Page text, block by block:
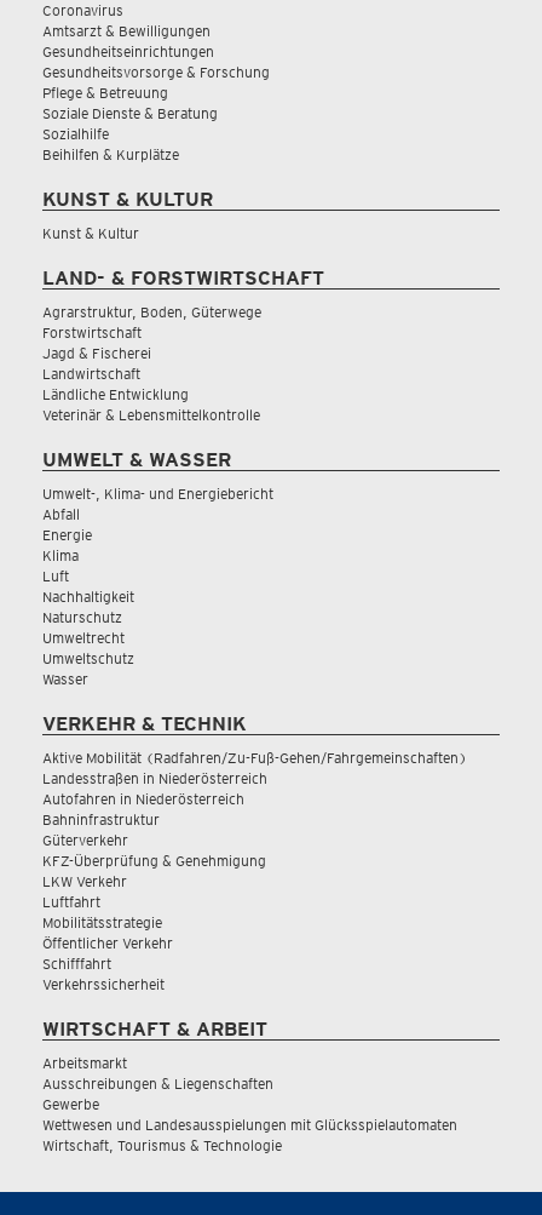
Coronavirus
Amtsarzt & Bewilligungen
Gesundheitseinrichtungen
Gesundheitsvorsorge & Forschung
Pflege & Betreuung
Soziale Dienste & Beratung
Sozialhilfe
Beihilfen & Kurplätze
KUNST & KULTUR
Kunst & Kultur
LAND- & FORSTWIRTSCHAFT
Agrarstruktur, Boden, Güterwege
Forstwirtschaft
Jagd & Fischerei
Landwirtschaft
Ländliche Entwicklung
Veterinär & Lebensmittelkontrolle
UMWELT & WASSER
Umwelt-, Klima- und Energiebericht
Abfall
Energie
Klima
Luft
Nachhaltigkeit
Naturschutz
Umweltrecht
Umweltschutz
Wasser
VERKEHR & TECHNIK
Aktive Mobilität (Radfahren/Zu-Fuß-Gehen/Fahrgemeinschaften)
Landesstraßen in Niederösterreich
Autofahren in Niederösterreich
Bahninfrastruktur
Güterverkehr
KFZ-Überprüfung & Genehmigung
LKW Verkehr
Luftfahrt
Mobilitätsstrategie
Öffentlicher Verkehr
Schifffahrt
Verkehrssicherheit
WIRTSCHAFT & ARBEIT
Arbeitsmarkt
Ausschreibungen & Liegenschaften
Gewerbe
Wettwesen und Landesausspielungen mit Glücksspielautomaten
Wirtschaft, Tourismus & Technologie